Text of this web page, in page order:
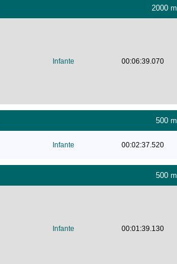
2000 m
Infante 00:06:39.070
500 m
Infante 00:02:37.520
500 m
Infante 00:01:39.130